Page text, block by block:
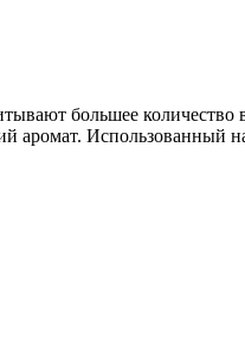
большее количество
аромат. Использованный